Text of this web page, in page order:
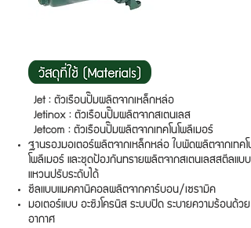
Jet : ตัวเรือนปั๊มผลิตจากเหล็กหล่อ
Jetinox : ตัวเรือนปั๊มผลิตจากสเตนเลส
Jetcom : ตัวเรือนปั๊มผลิตจากเทคโนโพลีเมอร์
ฐานรองมอเตอร์ผลิตจากเหล็กหล่อ ใบพัดผลิตจากเทคโน
โพลีเมอร์ และชุดป้องกันทรายผลิตจากสเตนเลสสตีลแบบ
แหวนปรับระดับได้
ซีลแบบแมคคานิคอลผลิตจากคาร์บอน/เซรามิค
มอเตอร์แบบ อะซิงโครนิส ระบบปิด ระบายความร้อนด้วย
อากาศ